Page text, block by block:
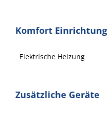
Komfort Einrichtung
Elektrische Heizung
Zusätzliche Geräte